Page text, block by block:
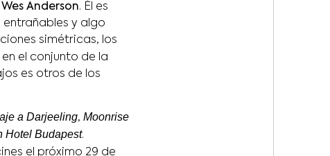
Anderson. Él es
entrañables y algo
simétricas, los
en el conjunto de la
es otros de los
a Darjeeling, Moonrise
Hotel Budapest.
el próximo 29 de